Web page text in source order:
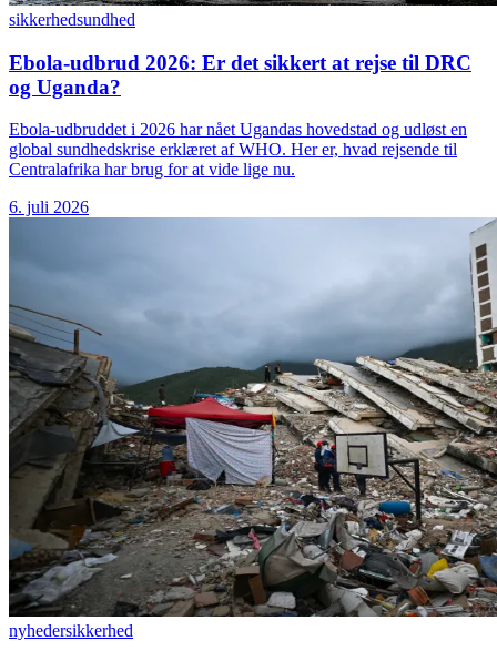
sikkerhedsundhed
Ebola-udbrud 2026: Er det sikkert at rejse til DRC
og Uganda?
Ebola-udbruddet i 2026 har nået Ugandas hovedstad og udløst en
global sundhedskrise erklæret af WHO. Her er, hvad rejsende til
Centralafrika har brug for at vide lige nu.
6. juli 2026
nyhedersikkerhed